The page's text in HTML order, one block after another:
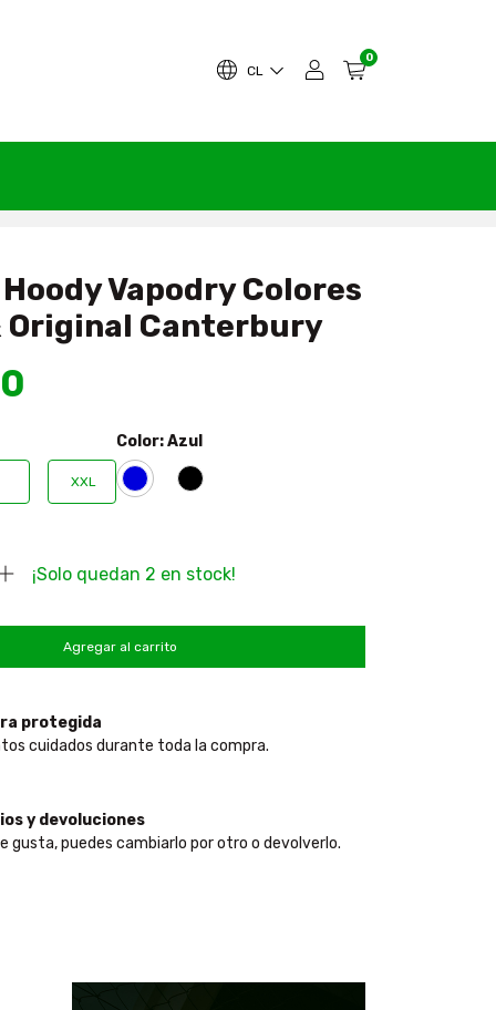
CL
0
Vapodry Colores
Original Canterbury
XXL
Color:Azul
¡Solo quedan 2 en stock!
protegida
cuidados durante toda la compra.
y devoluciones
gusta, puedes cambiarlo por otro o devolverlo.